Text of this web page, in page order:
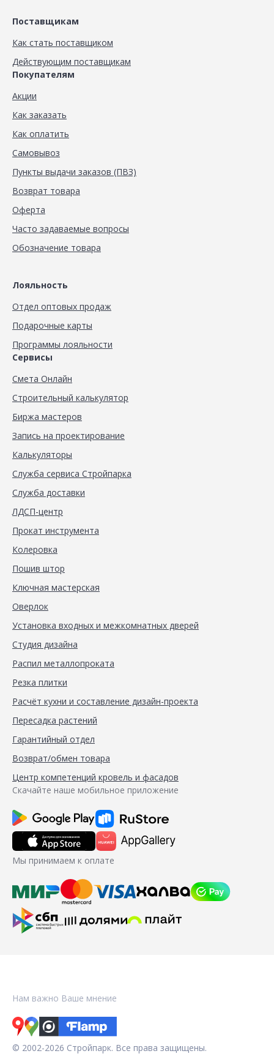
Поставщикам
Как стать поставщиком
Действующим поставщикам
Покупателям
Акции
Как заказать
Как оплатить
Самовывоз
Пункты выдачи заказов (ПВЗ)
Возврат товара
Оферта
Часто задаваемые вопросы
Обозначение товара
Лояльность
Отдел оптовых продаж
Подарочные карты
Программы лояльности
Сервисы
Смета Онлайн
Строительный калькулятор
Биржа мастеров
Запись на проектирование
Калькуляторы
Служба сервиса Стройпарка
Служба доставки
ЛДСП-центр
Прокат инструмента
Колеровка
Пошив штор
Ключная мастерская
Оверлок
Установка входных и межкомнатных дверей
Студия дизайна
Распил металлопроката
Резка плитки
Расчёт кухни и составление дизайн-проекта
Пересадка растений
Гарантийный отдел
Возврат/обмен товара
Центр компетенций кровель и фасадов
Скачайте наше мобильное приложение
Мы принимаем к оплате
Нам важно Ваше мнение
© 2002-2026 Стройпарк. Все права защищены.